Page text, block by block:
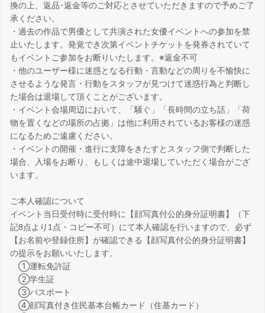
換の上、返品･返金等のご対応とさせていただきますので予めご了
承ください。
・過去の作品で男優として共演された女優イベントへの参加を禁
止いたします。発覚でき次第イベントチケットを発券されていて
もイベントご参加をお断りいたします。※返金不可
・他のユーザー様に迷惑となる行動・言動などの周りを不愉快に
させるような発言・行動をスタッフが見つけて迷惑行為と判断し
た場合は退場して頂くことがございます。
・イベント会場周辺において、「騒ぐ」「長時間の立ち話」「荷
物を置くなどの場所の占拠」は他に利用されているお客様の迷惑
になるためご遠慮ください。
・イベントの開催・進行に支障をきたすとスタッフ側で判断した
場合、入場をお断り、もしくは途中退場していただく場合がござ
います。
ご本人確認について
イベント当日受付時に受付時に【顔写真付公的身分証明書】（下
記8点より1点・コピー不可）にて本人確認を行いますので、必ず
【お名前や登録住所】が確認できる【顔写真付公的身分証明書】
の提示をお願いいたします。
①運転免許証
②学生証
③パスポート
④顔写真付き住民基本台帳カード（住基カード）